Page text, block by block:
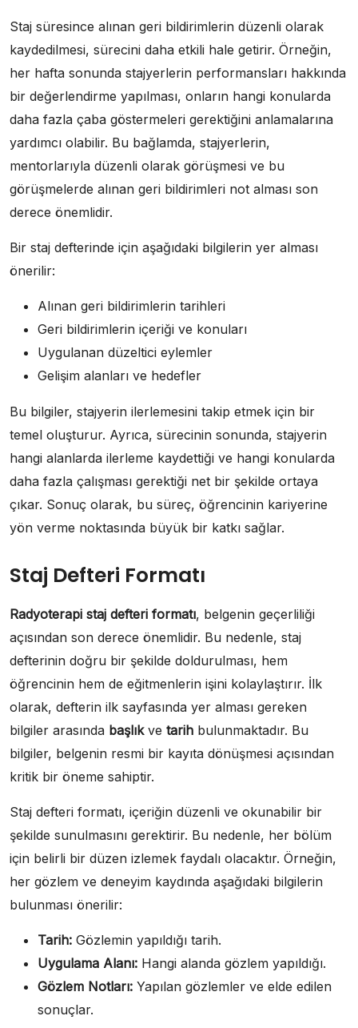
Staj süresince alınan geri bildirimlerin düzenli olarak
kaydedilmesi, sürecini daha etkili hale getirir. Örneğin,
her hafta sonunda stajyerlerin performansları hakkında
bir değerlendirme yapılması, onların hangi konularda
daha fazla çaba göstermeleri gerektiğini anlamalarına
yardımcı olabilir. Bu bağlamda, stajyerlerin,
mentorlarıyla düzenli olarak görüşmesi ve bu
görüşmelerde alınan geri bildirimleri not alması son
derece önemlidir.
Bir staj defterinde için aşağıdaki bilgilerin yer alması
önerilir:
Alınan geri bildirimlerin tarihleri
Geri bildirimlerin içeriği ve konuları
Uygulanan düzeltici eylemler
Gelişim alanları ve hedefler
Bu bilgiler, stajyerin ilerlemesini takip etmek için bir
temel oluşturur. Ayrıca, sürecinin sonunda, stajyerin
hangi alanlarda ilerleme kaydettiği ve hangi konularda
daha fazla çalışması gerektiği net bir şekilde ortaya
çıkar. Sonuç olarak, bu süreç, öğrencinin kariyerine
yön verme noktasında büyük bir katkı sağlar.
Staj Defteri Formatı
Radyoterapi staj defteri formatı, belgenin geçerliliği
açısından son derece önemlidir. Bu nedenle, staj
defterinin doğru bir şekilde doldurulması, hem
öğrencinin hem de eğitmenlerin işini kolaylaştırır. İlk
olarak, defterin ilk sayfasında yer alması gereken
bilgiler arasında başlıkve tarih bulunmaktadır. Bu
bilgiler, belgenin resmi bir kayıta dönüşmesi açısından
kritik bir öneme sahiptir.
Staj defteri formatı, içeriğin düzenli ve okunabilir bir
şekilde sunulmasını gerektirir. Bu nedenle, her bölüm
için belirli bir düzen izlemek faydalı olacaktır. Örneğin,
her gözlem ve deneyim kaydında aşağıdaki bilgilerin
bulunması önerilir:
Tarih: Gözlemin yapıldığı tarih.
Uygulama Alanı: Hangi alanda gözlem yapıldığı.
Gözlem Notları: Yapılan gözlemler ve elde edilen
sonuçlar.